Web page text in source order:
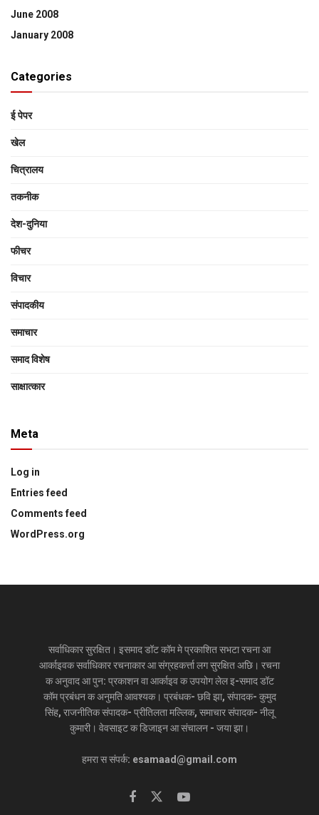
June 2008
January 2008
Categories
ई पेपर
खेल
चित्रालय
तकनीक
देश-दुनिया
फीचर
विचार
संपादकीय
समाचार
समाद विशेष
साक्षात्‍कार
Meta
Log in
Entries feed
Comments feed
WordPress.org
सर्वाधिकार सुरक्षित। इसमाद डॉट कॉम मे प्रकाशित सभटा रचना आ
आर्काइवक सर्वाधिकार रचनाकार आ संग्रहकर्त्ता लग सुरक्षित अछि। रचना
क अनुवाद आ पुन: प्रकाशन वा आर्काइव क उपयोग लेल इ-समाद डॉट
कॉम प्रबंधन क अनुमति आवश्यक। प्रबंधक- छवि झा, संपादक- कुमुद
सिंह, राजनीतिक संपादक- प्रीतिलता मल्लिक, समाचार संपादक- नीलू
कुमारी। वेवसाइट क डिजाइन आ संचालन - जया झा।
हमरा स संपर्क: esamaad@gmail.com